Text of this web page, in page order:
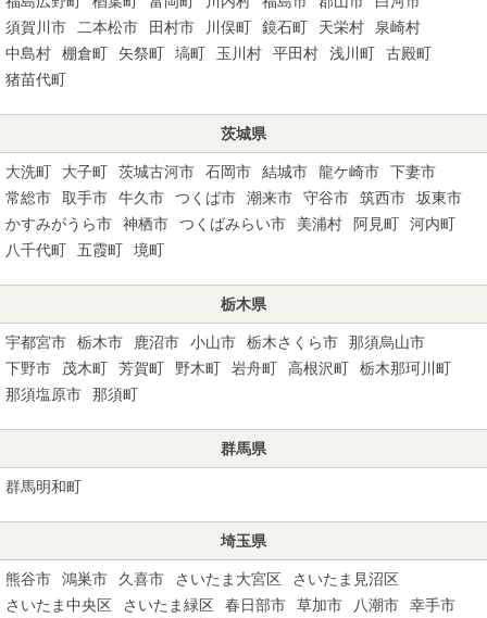
須賀川市
二本松市 田村市 川俣町 鏡石町 天栄村
泉崎村
中島村
棚倉町 矢祭町 塙町 玉川村 平田村 浅川町
古殿町
猪苗代町
茨城県
大洗町 大子町 茨城古河市 石岡市 結城市 龍ケ崎市
下妻市
常総市
取手市 牛久市 つくば市 潮来市 守谷市 筑西市
坂東市
かすみがうら市
神栖市 つくばみらい市 美浦村 阿見町
河内町
八千代町
五霞町 境町
栃木県
宇都宮市 栃木市 鹿沼市 小山市 栃木さくら市
那須烏山市
下野市
茂木町 芳賀町 野木町 岩舟町 高根沢町
栃木那珂川町
那須塩原市
那須町
群馬県
群馬明和町
埼玉県
熊谷市 鴻巣市 久喜市 さいたま大宮区
さいたま見沼区
さいたま中央区
さいたま緑区 春日部市 草加市 八潮市
幸手市